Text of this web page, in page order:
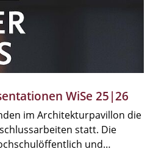
WiSe 25|26
im Architekturpavillon die
statt. Die
und…